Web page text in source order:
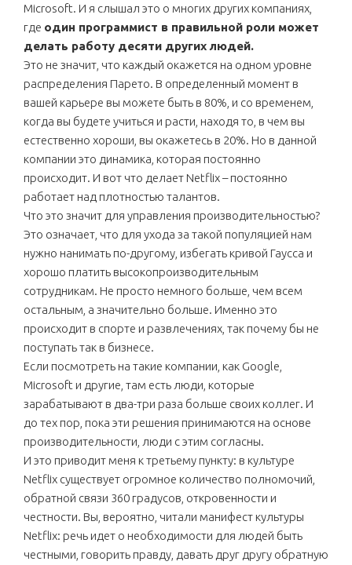
Microsoft. И я слышал это о многих других компаниях,
где один программист в правильной роли может
делать работу десяти других людей.
Это не значит, что каждый окажется на одном уровне
распределения Парето. В определенный момент в
вашей карьере вы можете быть в 80%, и со временем,
когда вы будете учиться и расти, находя то, в чем вы
естественно хороши, вы окажетесь в 20%. Но в данной
компании это динамика, которая постоянно
происходит. И вот что делает Netflix – постоянно
работает над плотностью талантов.
Что это значит для управления производительностью?
Это означает, что для ухода за такой популяцией нам
нужно нанимать по-другому, избегать кривой Гаусса и
хорошо платить высокопроизводительным
сотрудникам. Не просто немного больше, чем всем
остальным, а значительно больше. Именно это
происходит в спорте и развлечениях, так почему бы не
поступать так в бизнесе.
Если посмотреть на такие компании, как Google,
Microsoft и другие, там есть люди, которые
зарабатывают в два-три раза больше своих коллег. И
до тех пор, пока эти решения принимаются на основе
производительности, люди с этим согласны.
И это приводит меня к третьему пункту: в культуре
Netflix существует огромное количество полномочий,
обратной связи 360 градусов, откровенности и
честности. Вы, вероятно, читали манифест культуры
Netflix: речь идет о необходимости для людей быть
честными, говорить правду, давать друг другу обратную